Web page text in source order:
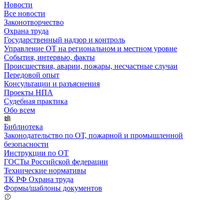
Новости
Все новости
Законотворчество
Охрана труда
Государственный надзор и контроль
Управление ОТ на региональном и местном уровне
События, интервью, факты
Происшествия, аварии, пожары, несчастные случаи
Передовой опыт
Консультации и разъяснения
Проекты НПА
Судебная практика
Обо всем
Библиотека
Законодательство по ОТ, пожарной и промышленной
безопасности
Инструкции по ОТ
ГОСТы Российской федерации
Технические нормативы
ТК РФ Охрана труда
Формы/шаблоны документов